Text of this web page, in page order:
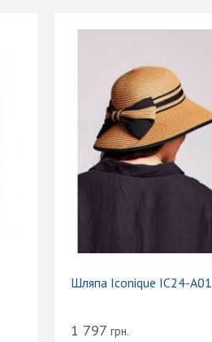
Шляпа Iconique IC24-A01
1 797 грн.